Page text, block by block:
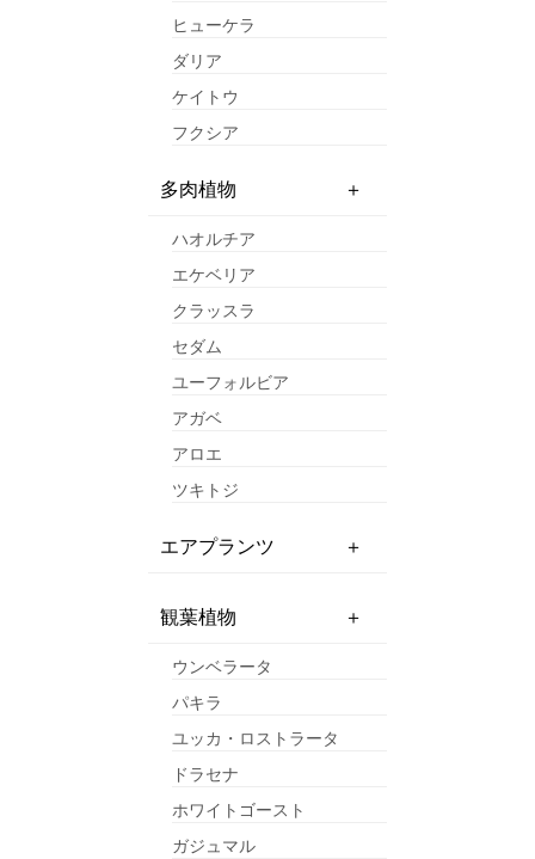
ヒューケラ
ダリア
ケイトウ
フクシア
多肉植物
ハオルチア
エケベリア
クラッスラ
セダム
ユーフォルビア
アガベ
アロエ
ツキトジ
エアプランツ
観葉植物
ウンベラータ
パキラ
ユッカ・ロストラータ
ドラセナ
ホワイトゴースト
ガジュマル